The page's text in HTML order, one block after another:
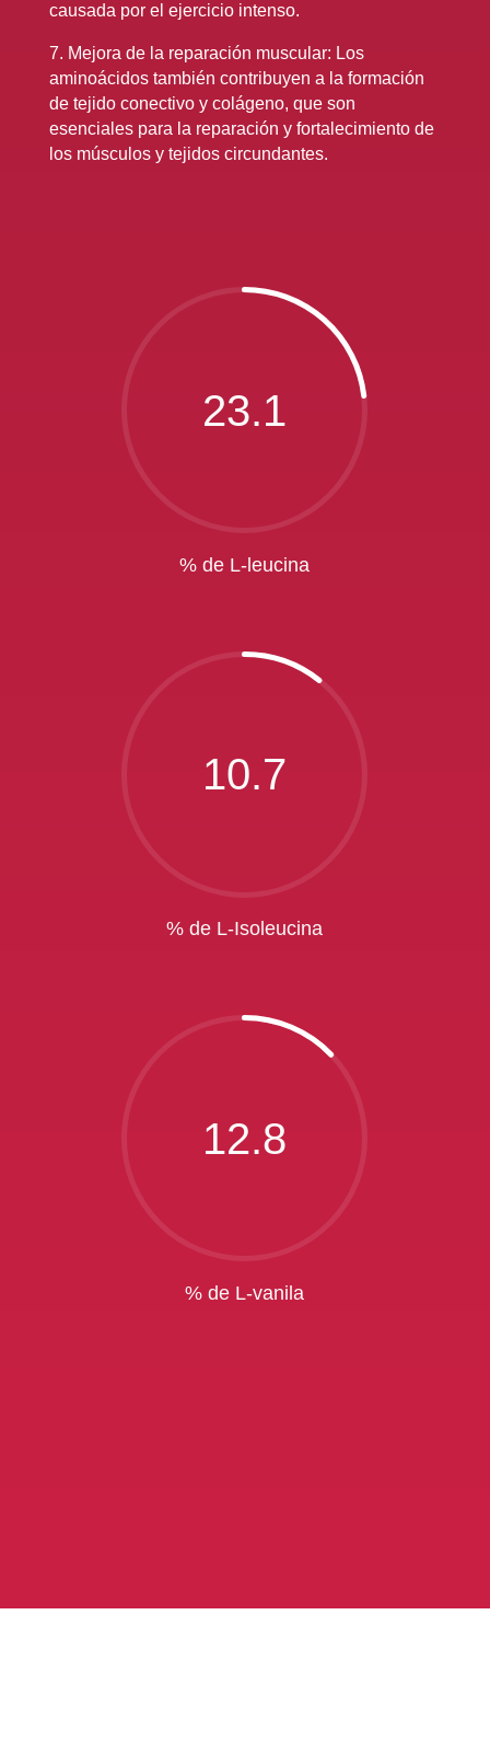
causada por el ejercicio intenso.
7. Mejora de la reparación muscular: Los
aminoácidos también contribuyen a la formación
de tejido conectivo y colágeno, que son
esenciales para la reparación y fortalecimiento de
los músculos y tejidos circundantes.
23.1
% de L-leucina
10.7
% de L-Isoleucina
12.8
% de L-vanila